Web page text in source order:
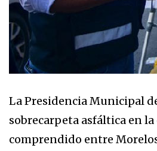
La Presidencia Municipal
sobrecarpeta asfáltica en
comprendido entre